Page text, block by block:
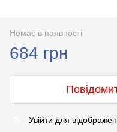
Немає в наявності
684 грн
Увійти для